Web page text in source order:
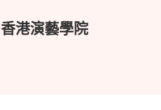
香港演藝學院